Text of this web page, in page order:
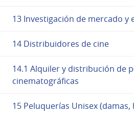
13 Investigación de mercado y
14 Distribuidores de cine
14.1 Alquiler y distribución de
cinematográficas
15 Peluquerías Unisex